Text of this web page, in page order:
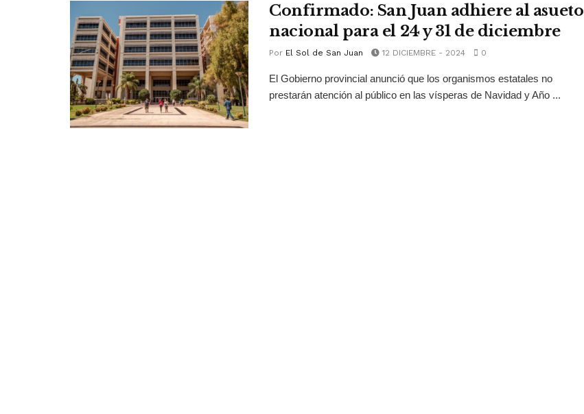
Confirmado: San Juan adhiere al asueto
nacional para el 24 y 31 de diciembre
Por El Sol de San Juan 12 DICIEMBRE - 2024 0
El Gobierno provincial anunció que los organismos estatales no
prestarán atención al público en las vísperas de Navidad y Año ...